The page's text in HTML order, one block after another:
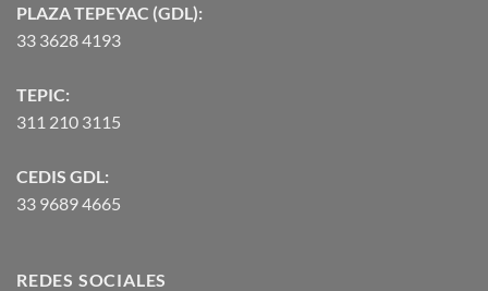
PLAZA TEPEYAC (GDL):
33 3628 4193
TEPIC:
311 210 3115
CEDIS GDL:
33 9689 4665
REDES SOCIALES